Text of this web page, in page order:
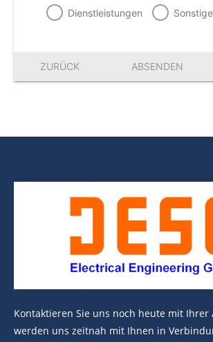
Dienstleistungen
ZURÜCK ABSENDEN
Kontaktieren Sie uns noch heute mit
werden uns zeitnah mit Ihnen in